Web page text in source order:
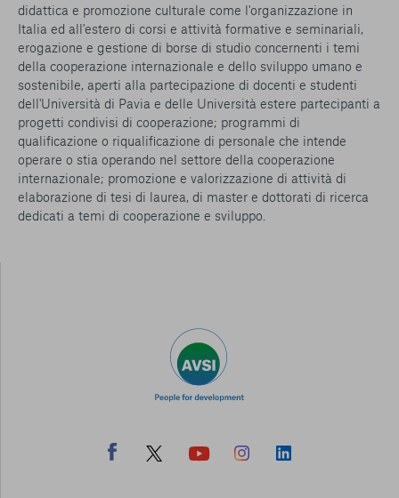
didattica e promozione culturale come l'organizzazione in
Italia ed all'estero di corsi e attività formative e seminariali,
ero­gazione e gestione di borse di studio concernenti i temi
della cooperazione inter­nazionale e dello sviluppo umano e
sostenibile, aperti alla partecipazione di docenti e studenti
dell'Università di Pavia e delle Università estere partecipanti a
progetti condivisi di cooperazione; programmi di
qualificazione o riqualificazione di personale che intende
operare o stia operando nel settore della cooperazione
internazionale; promozione e valorizzazione di attività di
elaborazione di tesi di laurea, di master e dottorati di ricerca
dedicati a temi di cooperazione e sviluppo.